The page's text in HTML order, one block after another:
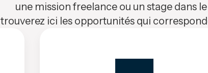
une mission freelance ou un stage dans
trouverez ici les opportunités qui